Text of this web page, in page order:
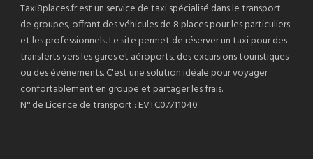
Taxi8places.fr est un service de taxi spécialisé dans le transport
de groupes, offrant des véhicules de 8 places pour les particuliers
et les professionnels. Le site permet de réserver un taxi pour des
transferts vers les gares et aéroports, des excursions touristiques
ou des événements. C'est une solution idéale pour voyager
confortablement en groupe et partager les frais.
N° de Licence de transport : EVTC07711040